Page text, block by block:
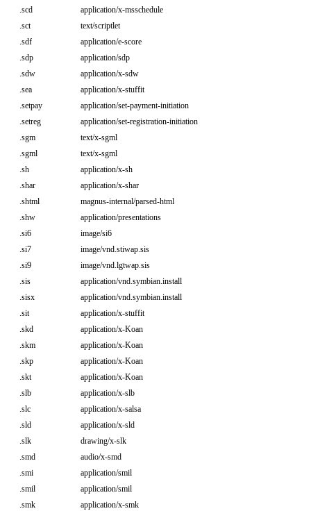
.scd
application/x-msschedule
.sct
text/scriptlet
.sdf
application/e-score
.sdp
application/sdp
.sdw
application/x-sdw
.sea
application/x-stuffit
.setpay
application/set-payment-initiation
.setreg
application/set-registration-initiation
.sgm
text/x-sgml
.sgml
text/x-sgml
.sh
application/x-sh
.shar
application/x-shar
.shtml
magnus-internal/parsed-html
.shw
application/presentations
.si6
image/si6
.si7
image/vnd.stiwap.sis
.si9
image/vnd.lgtwap.sis
.sis
application/vnd.symbian.install
.sisx
application/vnd.symbian.install
.sit
application/x-stuffit
.skd
application/x-Koan
.skm
application/x-Koan
.skp
application/x-Koan
.skt
application/x-Koan
.slb
application/x-slb
.slc
application/x-salsa
.sld
application/x-sld
.slk
drawing/x-slk
.smd
audio/x-smd
.smi
application/smil
.smil
application/smil
.smk
application/x-smk